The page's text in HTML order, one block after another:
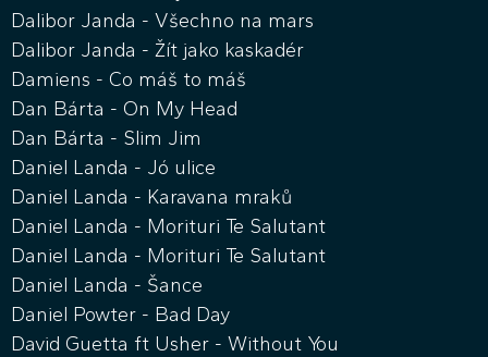
Dalibor Janda - Všechno na mars
Dalibor Janda - Žít jako kaskadér
Damiens - Co máš to máš
Dan Bárta - On My Head
Dan Bárta - Slim Jim
Daniel Landa - Jó ulice
Daniel Landa - Karavana mraků
Daniel Landa - Morituri Te Salutant
Daniel Landa - Morituri Te Salutant
Daniel Landa - Šance
Daniel Powter - Bad Day
David Guetta ft Usher - Without You